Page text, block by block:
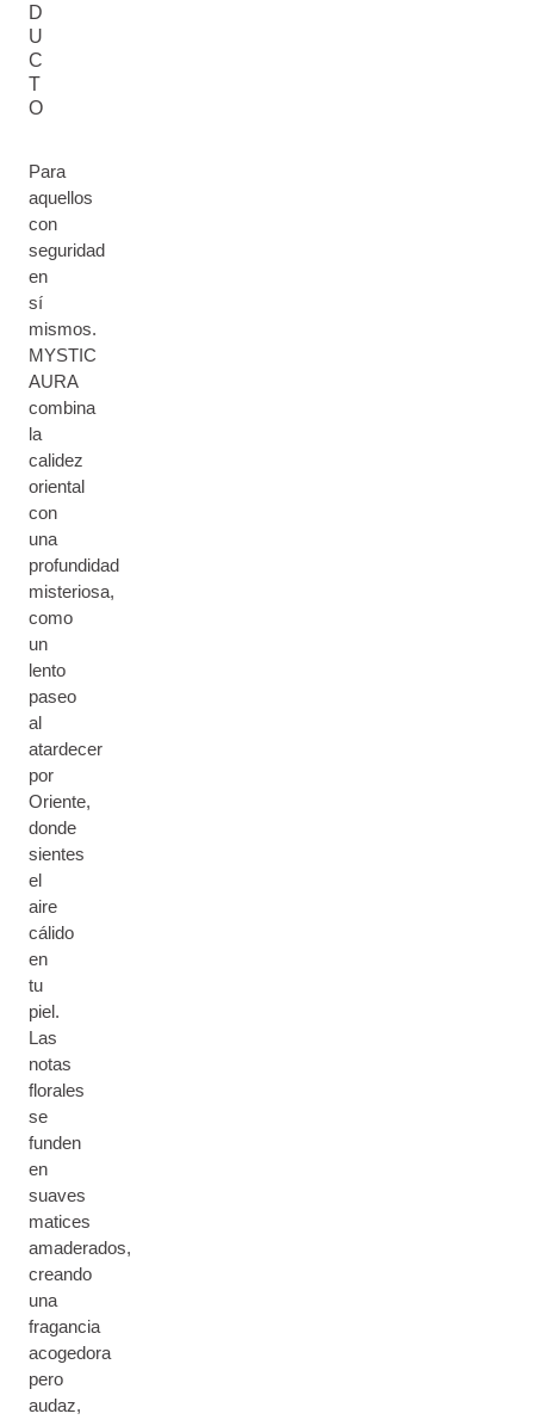
D
U
C
T
O
Para
aquellos
con
seguridad
en
sí
mismos.
MYSTIC
AURA
combina
la
calidez
oriental
con
una
profundidad
misteriosa,
como
un
lento
paseo
al
atardecer
por
Oriente,
donde
sientes
el
aire
cálido
en
tu
piel.
Las
notas
florales
se
funden
en
suaves
matices
amaderados,
creando
una
fragancia
acogedora
pero
audaz,